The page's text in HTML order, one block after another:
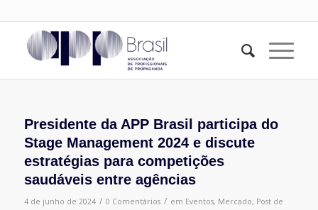
Presidente da APP Brasil participa do
Stage Management 2024 e discute
estratégias para competições
saudáveis entre agências
4 de junho de 2024 / 0 Comentários / em Eventos, Mercado, Post de